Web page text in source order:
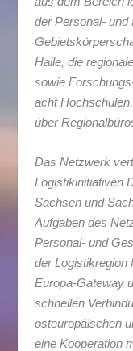
der Personal- und
Halle, die
sowie
acht
über
Das Netzwerk
Logistikinitiativen
Sachsen und
Aufgaben des
Personal- und
der Logistikregion
Europa-Gateway
schnellen
osteuropäischen
eine Kooperation